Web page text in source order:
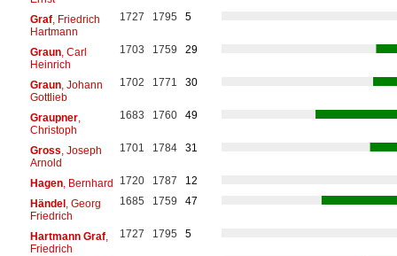
Graf, Friedrich
Hartmann
1727 1795 5
Graun, Carl
Heinrich
1703 1759 29
Graun, Johann
Gottlieb
1702 1771 30
Graupner,
Christoph
1683 1760 49
Gross , Joseph
Arnold
1701 1784 31
Hagen, Bernhard 1720 1787
12
Händel, Georg
Friedrich
1685 1759 47
Hartmann Graf,
Friedrich
1727 1795 5